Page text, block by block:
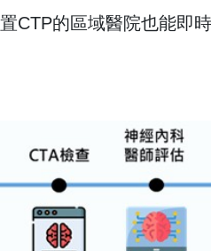
CTP的區域醫院也能即